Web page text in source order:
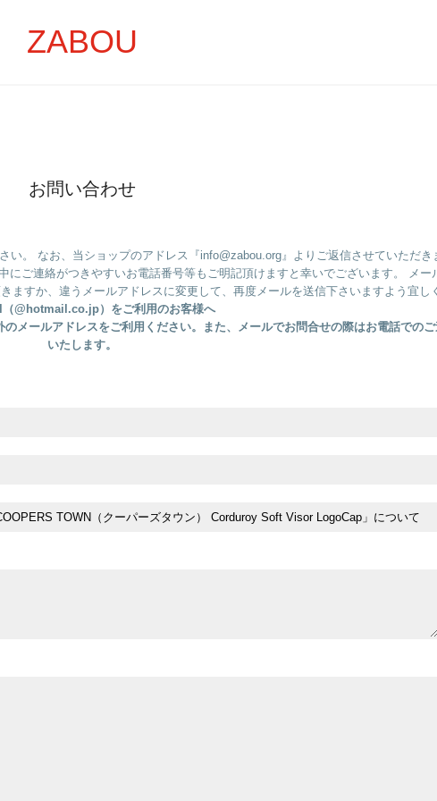
ZABOU
お問い合わせ
。 なお、当ショップのアドレス『info@zabou.org』よりご返信させていただ
ご連絡がつきやすいお電話番号等もご明記頂けますと幸いでございます。 メ
すか、違うメールアドレスに変更して、再度メールを送信下さいますよう宜し
@hotmail.co.jp）をご利用のお客様へ
メールアドレスをご利用ください。また、メールでお問合せの際はお電話での
いたします。